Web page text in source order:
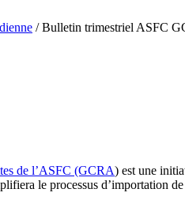
/Bulletin trimestriel ASFC
de l’ASFC (GCRA) est une
le processus d’importation